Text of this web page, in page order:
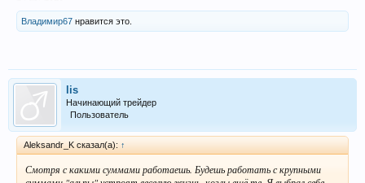
Владимир67 нравится это.
lis
Начинающий трейдер
Пользователь
Aleksandr_K сказал(а): ↑
Смотря с какими суммами работаешь. Будешь работать с крупными